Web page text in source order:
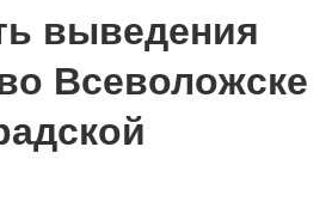
выведения
Всеволожске